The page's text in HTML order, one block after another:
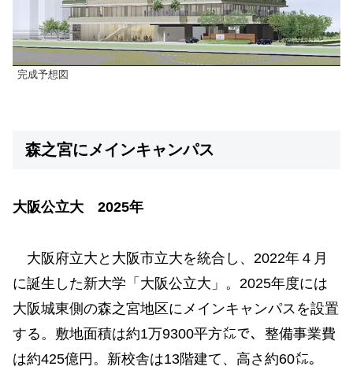
完成予想図
森之宮にメインキャンパス
大阪公立大 2025年
大阪府立大と大阪市立大を統合し、2022年４月
に誕生した新大学「大阪公立大」。2025年度には
大阪城東側の森之宮地区にメインキャンパスを設置
する。敷地面積は約1万9300平方㍍で、整備事業費
は約425億円。新校舎は13階建て、高さ約60㍍。